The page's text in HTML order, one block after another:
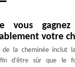
vous
votre
de la cheminée inclut
d’être sûr que le